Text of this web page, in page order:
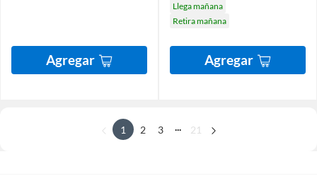
Agregar
Llega mañana
Retira mañana
Agregar
1 2 3 ... 21